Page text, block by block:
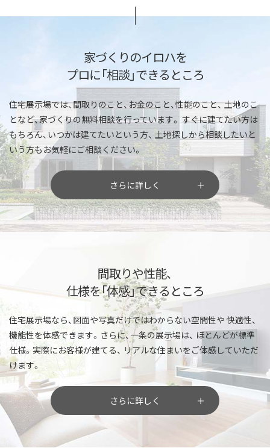
家づくりのイロハを
プロに「相談」できるところ
住宅展示場では、間取りのこと、お金のこと、性能のこと、土地のこ
となど、家づくりの無料相談を行っています。 すぐに建てたい方は
もちろん、いつかは建てたいという方、 土地探しから相談したいと
いう方もお気軽にご相談ください。
さらに詳しく
間取りや性能、
仕様を「体感」できるところ
住宅展示場なら、図面や写真だけではわからない空間性や 快適性、
機能性を体感できます。さらに、一条の展示場は、 ほとんどが標準
仕様。実際にお客様が建てる、 リアルな住まいをご体感していただ
けます。
さらに詳しく